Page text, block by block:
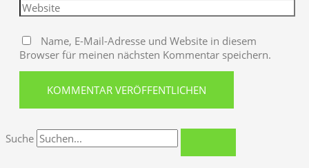
Name, E-Mail-Adresse und Website in diesem
Browser für meinen nächsten Kommentar speichern.
Suche